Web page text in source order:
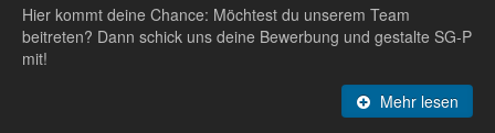
Hier kommt deine Chance: Möchtest du unserem Team
beitreten? Dann schick uns deine Bewerbung und gestalte SG-P
mit!
Mehr lesen